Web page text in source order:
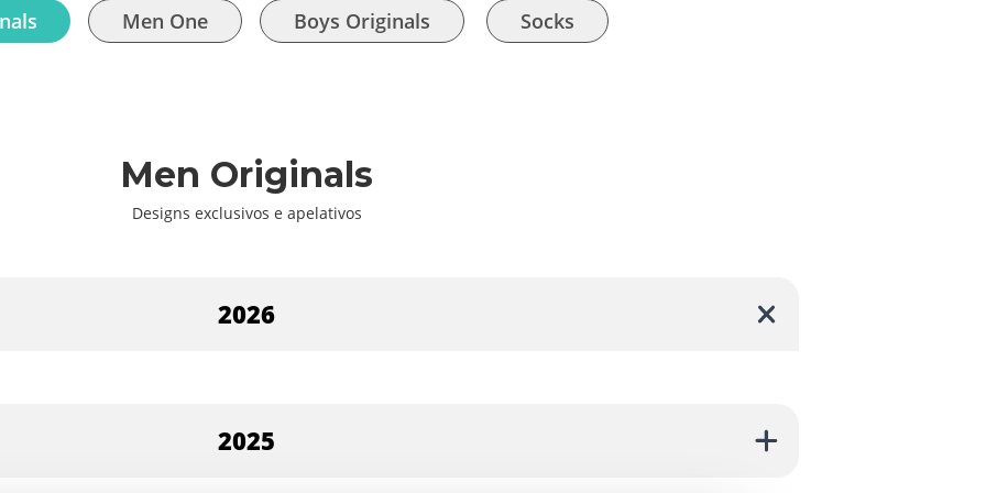
Men One Boys Originals Socks
Men Originals
Designs exclusivos e apelativos
2026
2025